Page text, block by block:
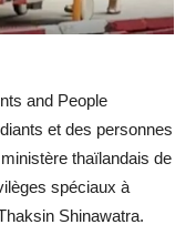
and People
et des personnes
thaïlandais de
spéciaux à
Shinawatra.